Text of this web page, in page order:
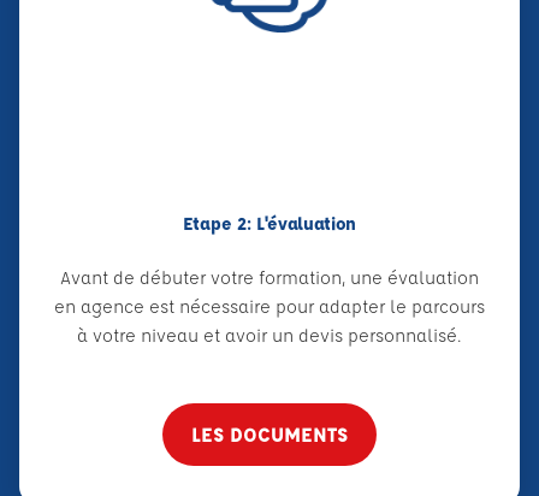
Etape 2: L'évaluation
Avant de débuter votre formation, une évaluation
en agence est nécessaire pour adapter le parcours
à votre niveau et avoir un devis personnalisé.
LES DOCUMENTS